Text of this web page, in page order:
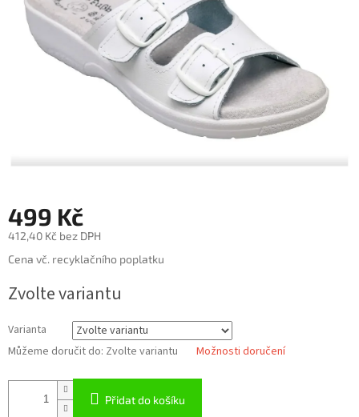
499 Kč
412,40 Kč bez DPH
Měrná
Cena vč. recyklačního poplatku
Zvolte variantu
Varianta
Můžeme doručit do: Zvolte variantu Možnosti doručení
Přidat do košíku